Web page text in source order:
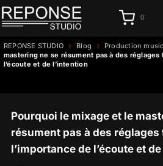
Aller
au
0
REPONSE STUDIO › Blog › Production
mastering ne se résument pas à des réglages
l’écoute et de l’intention
Pourquoi le mixage et le
résument pas à des
l’importance de l’écoute et